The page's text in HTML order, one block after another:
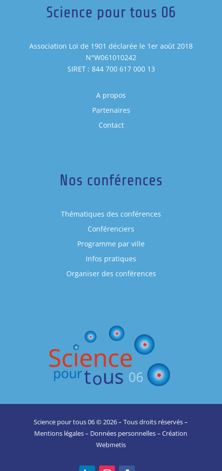
Science pour tous 06
Association Loi de 1901 déclarée le 1er août 2018
N°W061010242
SIRET : 844 700 617 000 13
A propos
Partenaires
Contact
Nos conférences
Thématiques des conférences
Conférenciers
Programme par ville
Infos pratiques
Organiser des conférences
Science pour tous 06 © 2026 – Tous droits réservés –
Mentions légales– Données personnelles– Création
Webmetis